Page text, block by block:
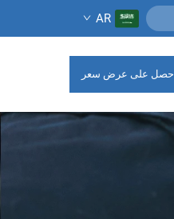
AR
احصل على عرض سعر